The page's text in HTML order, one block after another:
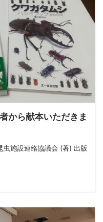
から献本いただきま
施設連絡協議会 (著) 出版